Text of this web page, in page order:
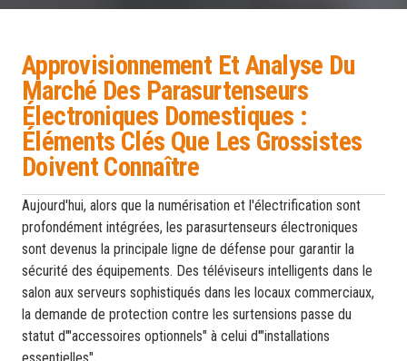
Approvisionnement Et Analyse Du
Marché Des Parasurtenseurs
Électroniques Domestiques :
Éléments Clés Que Les Grossistes
Doivent Connaître
Aujourd'hui, alors que la numérisation et l'électrification sont
profondément intégrées, les parasurtenseurs électroniques
sont devenus la principale ligne de défense pour garantir la
sécurité des équipements. Des téléviseurs intelligents dans le
salon aux serveurs sophistiqués dans les locaux commerciaux,
la demande de protection contre les surtensions passe du
statut d'"accessoires optionnels" à celui d'"installations